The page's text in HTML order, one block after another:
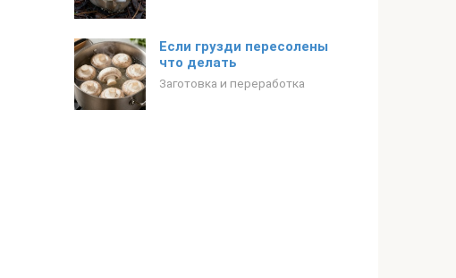
Если грузди пересолены
что делать
Заготовка и переработка